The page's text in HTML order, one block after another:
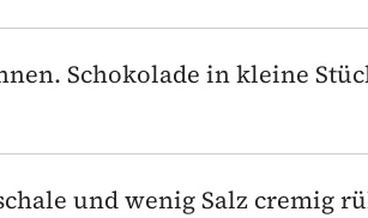
Schokolade in kleine
und wenig Salz cremig